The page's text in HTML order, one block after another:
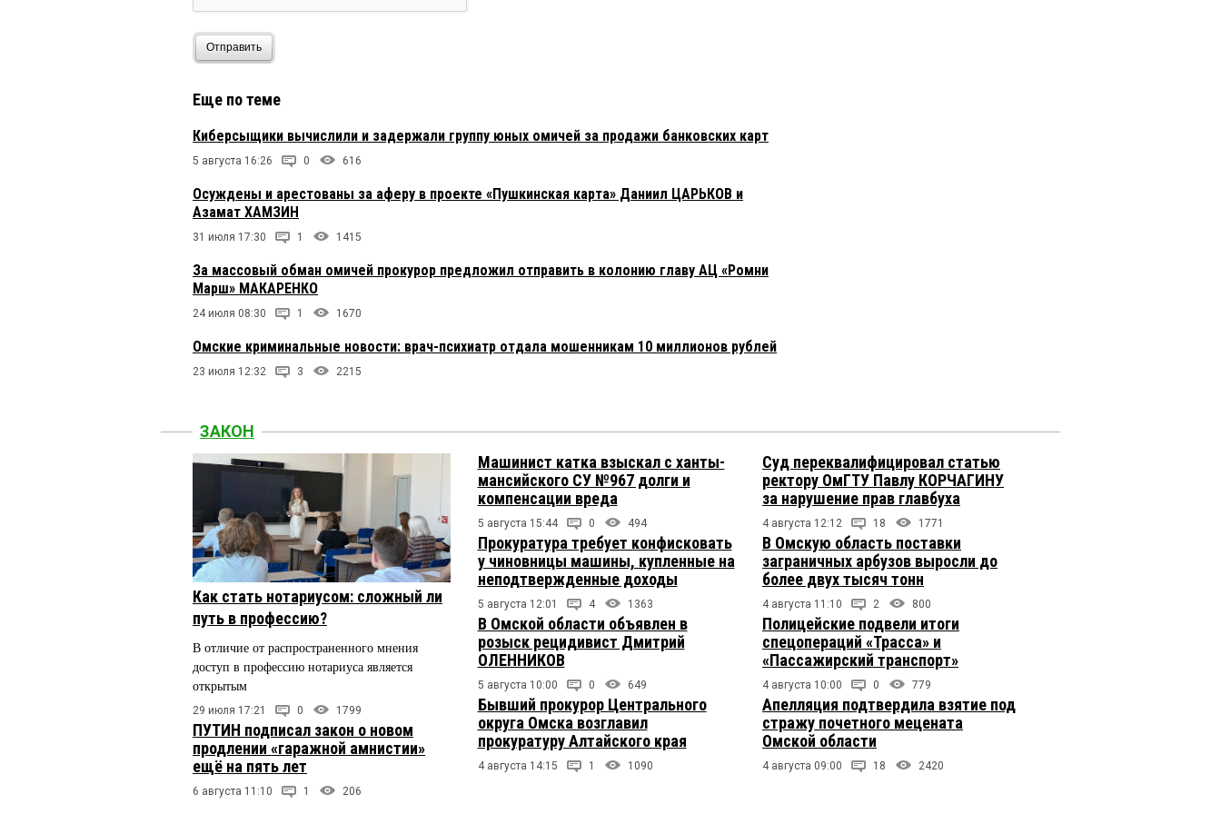
Отправить
Еще по теме
Киберсыщики вычислили и задержали группу юных омичей за продажи банковских карт
5 августа 16:26 0 616
Осуждены и арестованы за аферу в проекте «Пушкинская карта» Даниил ЦАРЬКОВ и
Азамат ХАМЗИН
31 июля 17:30 1 1415
За массовый обман омичей прокурор предложил отправить в колонию главу АЦ «Ромни
Марш» МАКАРЕНКО
24 июля 08:30 1 1670
Омские криминальные новости: врач-психиатр отдала мошенникам 10 миллионов рублей
23 июля 12:32 3 2215
ЗАКОН
Как стать нотариусом: сложный ли
путь в профессию?
В отличие от распространенного мнения
доступ в профессию нотариуса является
открытым
29 июля 17:21 0 1799
ПУТИН подписал закон о новом
продлении «гаражной амнистии»
ещё на пять лет
6 августа 11:10 1 206
Машинист катка взыскал с ханты-
мансийского СУ №967 долги и
компенсации вреда
5 августа 15:44 0 494
Прокуратура требует конфисковать
у чиновницы машины, купленные на
неподтвержденные доходы
5 августа 12:01 4 1363
В Омской области объявлен в
розыск рецидивист Дмитрий
ОЛЕННИКОВ
5 августа 10:00 0 649
Бывший прокурор Центрального
округа Омска возглавил
прокуратуру Алтайского края
4 августа 14:15 1 1090
Суд переквалифицировал статью
ректору ОмГТУ Павлу КОРЧАГИНУ
за нарушение прав главбуха
4 августа 12:12 18 1771
В Омскую область поставки
заграничных арбузов выросли до
более двух тысяч тонн
4 августа 11:10 2 800
Полицейские подвели итоги
спецопераций «Трасса» и
«Пассажирский транспорт»
4 августа 10:00 0 779
Апелляция подтвердила взятие под
стражу почетного мецената
Омской области
4 августа 09:00 18 2420